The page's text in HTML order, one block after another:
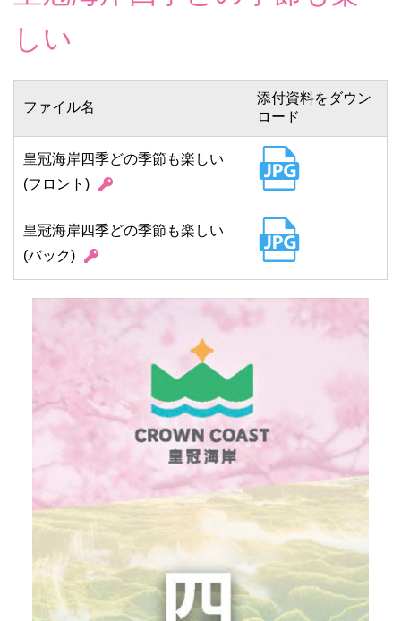
しい
ファイル名
添付資料をダウン
ロード
皇冠海岸四季どの季節も楽しい
(フロント)
皇冠海岸四季どの季節も楽しい
(バック)